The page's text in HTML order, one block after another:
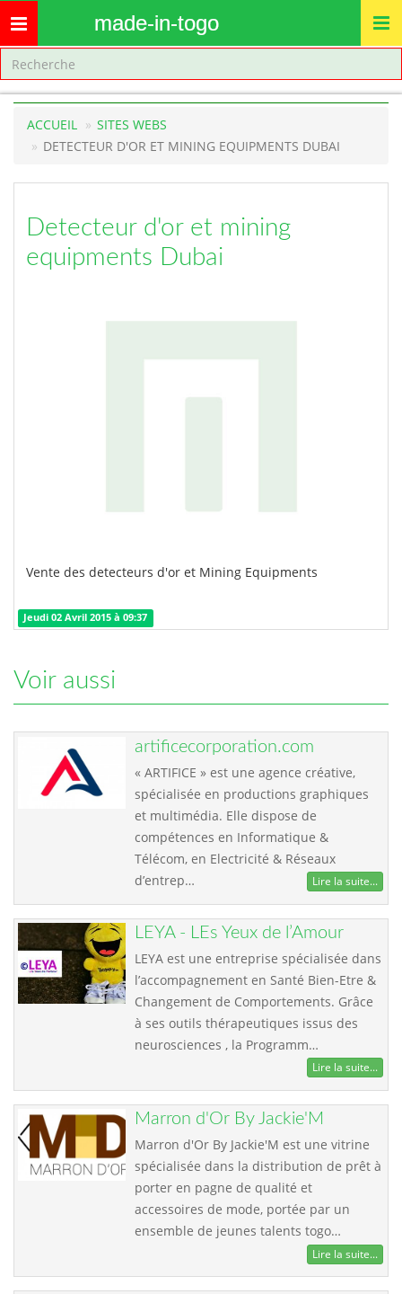
Toggle
navigation
made-in-togo
ACCUEIL
SITES WEBS
DETECTEUR D'OR ET MINING EQUIPMENTS DUBAI
Detecteur d'or et mining
equipments Dubai
Vente des detecteurs d'or et Mining Equipments
Jeudi 02 Avril 2015 à 09:37
Voir aussi
artificecorporation.com
« ARTIFICE » est une agence créative,
spécialisée en productions graphiques
et multimédia. Elle dispose de
compétences en Informatique &
Télécom, en Electricité & Réseaux
d’entrep…
Lire la suite...
LEYA - LEs Yeux de l’Amour
LEYA est une entreprise spécialisée dans
l’accompagnement en Santé Bien-Etre &
Changement de Comportements. Grâce
à ses outils thérapeutiques issus des
neurosciences , la Programm…
Lire la suite...
Marron d'Or By Jackie'M
Marron d'Or By Jackie'M est une vitrine
spécialisée dans la distribution de prêt à
porter en pagne de qualité et
accessoires de mode, portée par un
ensemble de jeunes talents togo…
Lire la suite...